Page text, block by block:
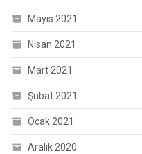
Mayıs 2021
Nisan 2021
Mart 2021
Şubat 2021
Ocak 2021
Aralık 2020